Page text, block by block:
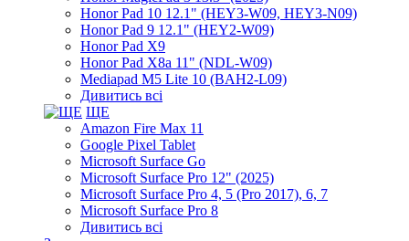
Honor Pad 10 12.1" (HEY3-W09, HEY3-N09)
Honor Pad 9 12.1" (HEY2-W09)
Honor Pad X9
Honor Pad X8a 11" (NDL-W09)
Mediapad M5 Lite 10 (BAH2-L09)
Дивитись всі
ЩЕ
Amazon Fire Max 11
Google Pixel Tablet
Microsoft Surface Go
Microsoft Surface Pro 12" (2025)
Microsoft Surface Pro 4, 5 (Pro 2017), 6, 7
Microsoft Surface Pro 8
Дивитись всі